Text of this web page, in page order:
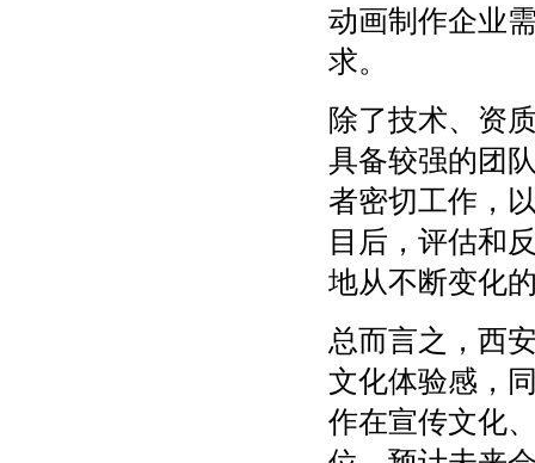
动画制作企业
求。
除了技术、资
具备较强的团
者密切工作，
目后，评估和
地从不断变化
总而言之，西
文化体验感，
作在宣传文化